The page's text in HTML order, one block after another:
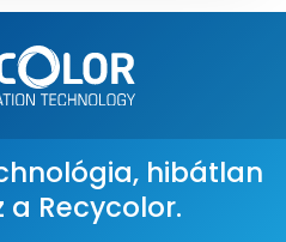
hibátlan
a Recycolor.